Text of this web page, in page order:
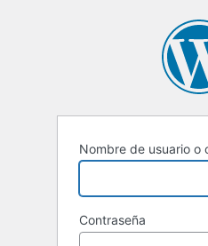
Nombre de usuario o
Contraseña